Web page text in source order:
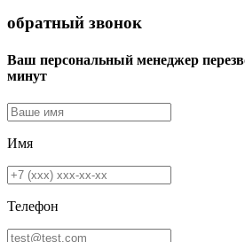
обратный звонок
Ваш персональный менеджер
минут
Имя
Телефон